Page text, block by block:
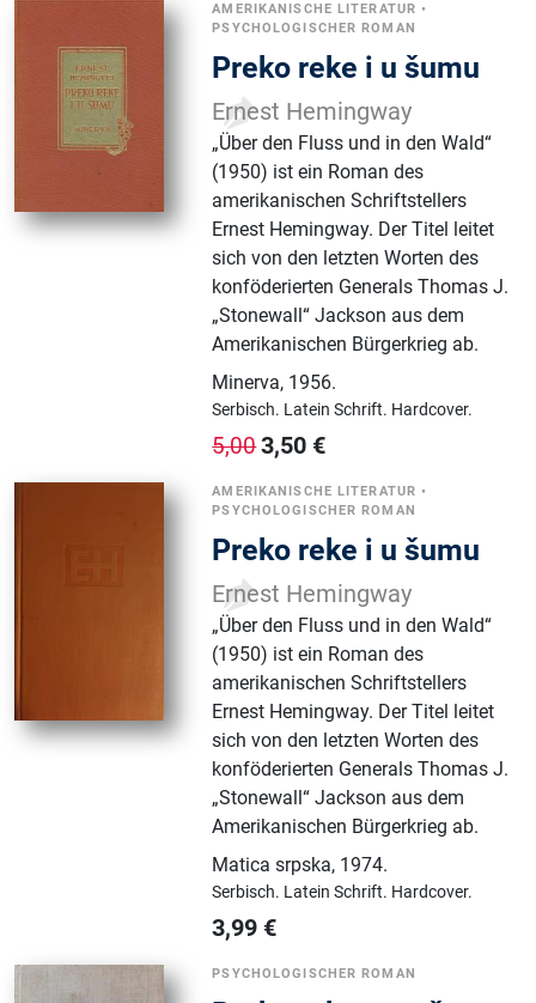
AMERIKANISCHE LITERATUR •
PSYCHOLOGISCHER ROMAN
Preko reke i u šumu
Ernest Hemingway
„Über den Fluss und in den Wald“
(1950) ist ein Roman des
amerikanischen Schriftstellers
Ernest Hemingway. Der Titel leitet
sich von den letzten Worten des
konföderierten Generals Thomas J.
„Stonewall“ Jackson aus dem
Amerikanischen Bürgerkrieg ab.
Minerva, 1956.
Serbisch. Latein Schrift. Hardcover.
5,003,50 €
AMERIKANISCHE LITERATUR •
PSYCHOLOGISCHER ROMAN
Preko reke i u šumu
Ernest Hemingway
„Über den Fluss und in den Wald“
(1950) ist ein Roman des
amerikanischen Schriftstellers
Ernest Hemingway. Der Titel leitet
sich von den letzten Worten des
konföderierten Generals Thomas J.
„Stonewall“ Jackson aus dem
Amerikanischen Bürgerkrieg ab.
Matica srpska, 1974.
Serbisch. Latein Schrift. Hardcover.
3,99 €
PSYCHOLOGISCHER ROMAN